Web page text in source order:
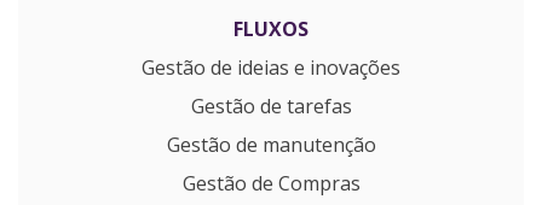
FLUXOS
Gestão de ideias e inovações
Gestão de tarefas
Gestão de manutenção
Gestão de Compras